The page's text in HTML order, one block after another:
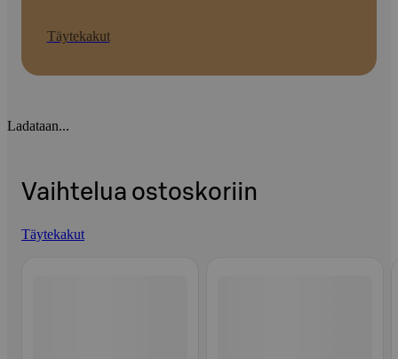
Täytekakut
Ladataan...
Vaihtelua ostoskoriin
Täytekakut